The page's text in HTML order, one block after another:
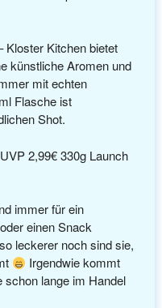
Kloster Kitchen bietet
künstliche Aromen und
mit echten
Flasche ist
Shot.
2,99€ 330g Launch
immer für ein
einen Snack
leckerer noch sind sie,
Irgendwie kommt
lange im Handel